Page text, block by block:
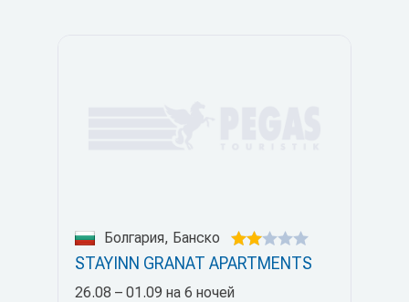
Болгария, Банско
STAYINN GRANAT APARTMENTS
26.08 – 01.09 на 6 ночей